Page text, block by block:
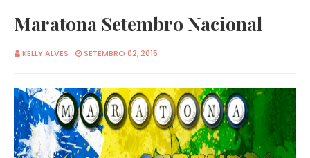
Maratona Setembro Nacional
KELLY ALVES SETEMBRO 02, 2015